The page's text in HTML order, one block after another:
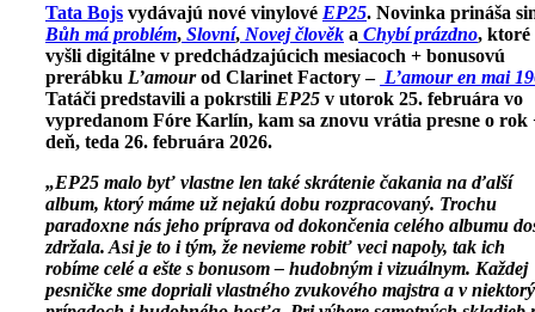
Tata Bojs vydávajú nové vinylové EP25. Novinka prináša
Bůh má problém, Slovní, Novej člověk a Chybí prázdno, ktoré
vyšli digitálne v predchádzajúcich mesiacoch + bonusovú
prerábku L’amourod Clarinet Factory – L’amour en mai
Tatáči predstavili a pokrstili EP25 v utorok 25. februára vo
vypredanom Fóre Karlín, kam sa znovu vrátia presne o rok
deň, teda 26. februára 2026.
„EP25 malo byť vlastne len také skrátenie čakania na ďalší
album, ktorý máme už nejakú dobu rozpracovaný. Trochu
paradoxne nás jeho príprava od dokončenia celého albumu
zdržala. Asi je to i tým, že nevieme robiť veci napoly, tak ich
robíme celé a ešte s bonusom – hudobným i vizuálnym. Každej
pesničke sme dopriali vlastného zvukového majstra a v